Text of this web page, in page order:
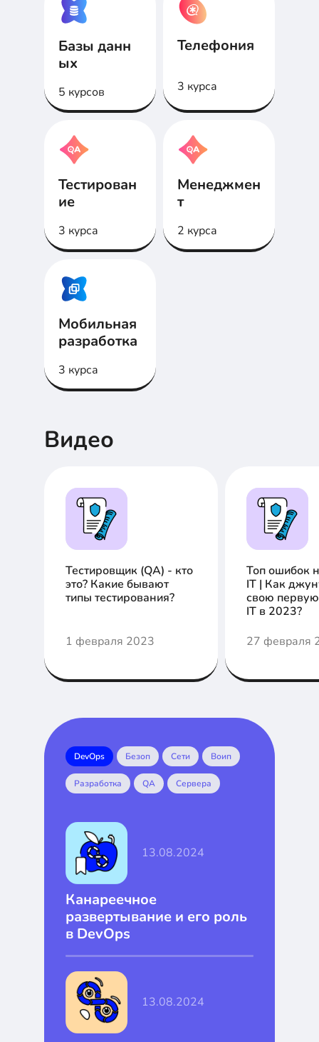
Базы данн
ых
5 курсов
Телефония
3 курса
Тестирован
ие
3 курса
Менеджмен
т
2 курса
Мобильная
разработка
3 курса
Видео
Тестировщик (QA) - кто
это? Какие бывают
типы тестирования?
1 февраля 2023
Топ ошибок
IT | Как
свою
IT в 2023?
27 февраля
DevOps Безоп Сети Воип
Разработка QA Сервера
Канареечное
развертывание и его роль
в DevOps
13.08.2024
13.08.2024